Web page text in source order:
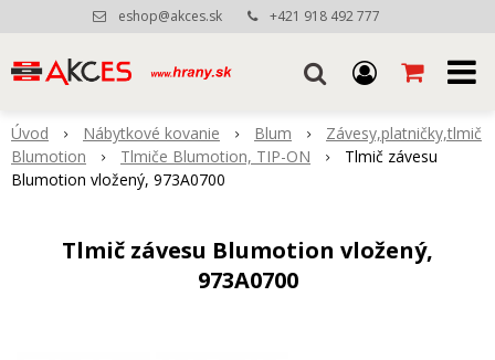
eshop@akces.sk +421 918 492 777
Úvod Nábytkové kovanie Blum
Závesy,platničky,tlmič
Blumotion
Tlmiče Blumotion, TIP-ON
Tlmič závesu
Blumotion vložený, 973A0700
Tlmič závesu Blumotion vložený,
973A0700